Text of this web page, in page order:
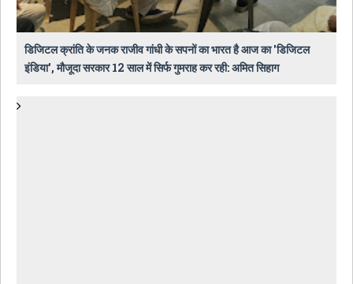
डिजिटल क्रांति के जनक राजीव गांधी के सपनों का भारत है आज का 'डिजिटल
इंडिया', मौजूदा सरकार 12 साल में सिर्फ गुमराह कर रही: अमित सिहाग